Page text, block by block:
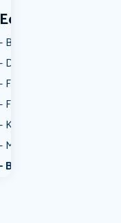
Een aantal
Borrelen
Dansen
Fietsen
Film
Kunst & Cultuur
Muziek
Bekijk alle categorieën